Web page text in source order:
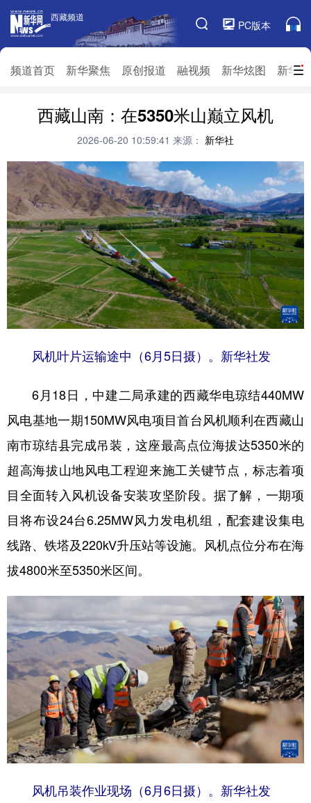
西藏频道
PC版本
频道首页 新华聚焦 原创报道 融视频 新华炫图 新华
西藏频道
频道栏目
频道首页 新华聚焦 原创报道
融视频
新华访谈 新华云直播
对口援藏
生态西藏 文化旅游
乡村振兴
推广信息
西藏山南：在5350米山巅立风机
2026-06-20 10:59:41 来源： 新华社
风机叶片运输途中（6月5日摄）。新华社发
6月18日，中建二局承建的西藏华电琼结440MW
风电基地一期150MW风电项目首台风机顺利在西藏山
南市琼结县完成吊装，这座最高点位海拔达5350米的
超高海拔山地风电工程迎来施工关键节点，标志着项
目全面转入风机设备安装攻坚阶段。据了解，一期项
目将布设24台6.25MW风力发电机组，配套建设集电
线路、铁塔及220kV升压站等设施。风机点位分布在海
拔4800米至5350米区间。
风机吊装作业现场（6月6日摄）。新华社发